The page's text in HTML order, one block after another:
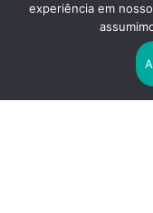
2
Lei
que
experiência em